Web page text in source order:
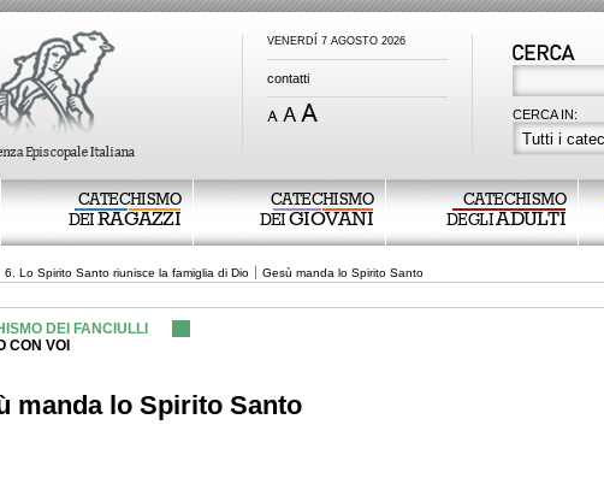
VENERDÍ 7 AGOSTO 2026
contatti
CERCA IN:
Tutti i
CATECHISMO
DEIRAGAZZI
CATECHISMO
DEIGIOVANI
CATECHISMO
DEGLIADULTI
6. Lo Spirito Santo riunisce la famiglia di Dio Gesù manda lo Spirito Santo
DEI FANCIULLI
CON VOI
manda lo Spirito Santo